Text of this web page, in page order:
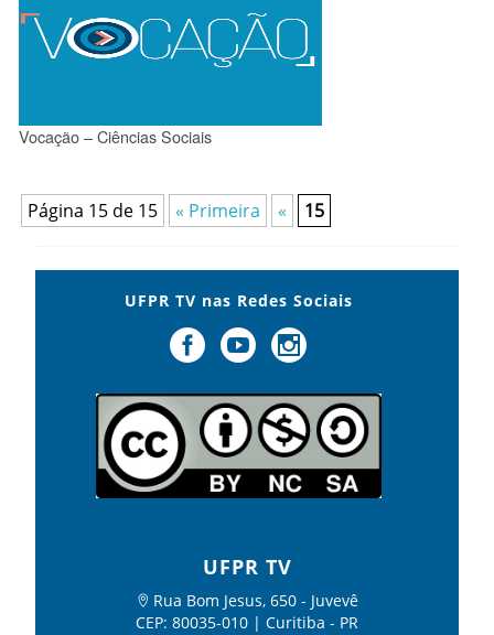
Vocação – Ciências Sociais
Página 15 de 15 « Primeira « 15
UFPR TV nas Redes Sociais
UFPR TV
Rua Bom Jesus, 650 - Juvevê
CEP: 80035-010 | Curitiba - PR